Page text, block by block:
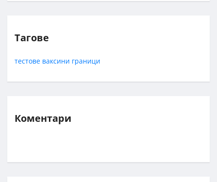
Тагове
тестове ваксини граници
Коментари